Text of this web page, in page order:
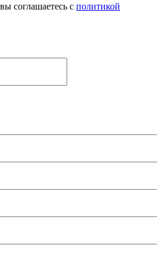
соглашаетесь с политикой